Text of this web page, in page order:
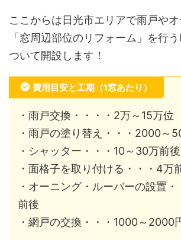
ここからは日光市エリアで雨戸やオ
「窓周辺部位のリフォーム」を行
ついて開設します！
費用目安と工期（1窓あたり）
・雨戸交換・・・・2万～15万位
・雨戸の塗り替え・・・2000～
・シャッター・・・10～30万前後
・面格子を取り付ける・・・4万
・オーニング・ルーバーの設置
前後
・網戸の交換・・・1000～2000